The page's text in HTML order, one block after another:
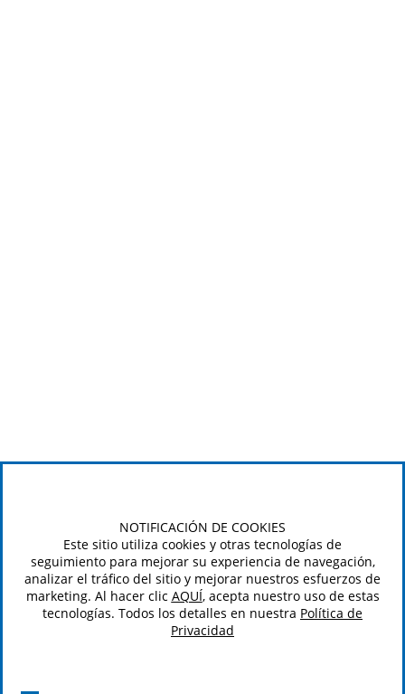
NOTIFICACIÓN DE COOKIES
Este sitio utiliza cookies y otras tecnologías de
seguimiento para mejorar su experiencia de navegación,
analizar el tráfico del sitio y mejorar nuestros esfuerzos de
marketing. Al hacer clic AQUÍ, acepta nuestro uso de estas
tecnologías. Todos los detalles en nuestra Política de
Privacidad